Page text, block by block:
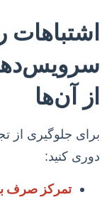
اشتباهات
از آن‌ها
برای جلوگیری از
دوری کنید:
تمرکز صرف